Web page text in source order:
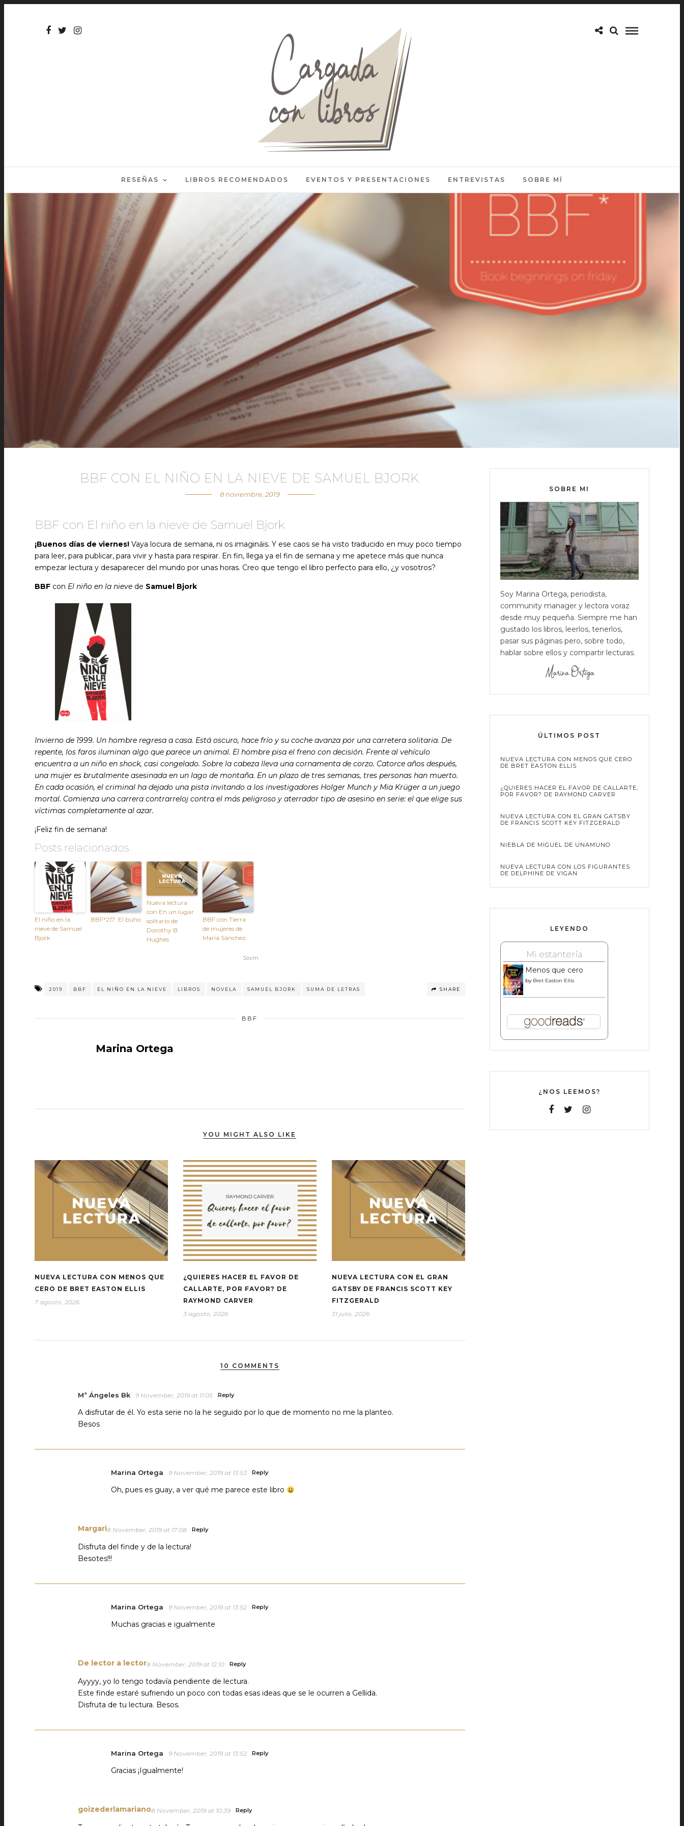
RESEÑAS LIBROS RECOMENDADOS EVENTOS Y PRESENTACIONES ENTREVISTAS SOBRE MÍ
BBF CON EL NIÑO EN LA NIEVE DE SAMUEL BJORK
8 noviembre, 2019
BBF con El niño en la nieve de Samuel Bjork
¡Buenos días de viernes! Vaya locura de semana, ni os imagináis. Y ese caos se ha visto traducido en muy poco tiempo
para leer, para publicar, para vivir y hasta para respirar. En fin, llega ya el fin de semana y me apetece más que nunca
empezar lectura y desaparecer del mundo por unas horas. Creo que tengo el libro perfecto para ello, ¿y vosotros?
BBF con El niño en la nieve de Samuel Bjork
Invierno de 1999. Un hombre regresa a casa. Está oscuro, hace frío y su coche avanza por una carretera solitaria. De
repente, los faros iluminan algo que parece un animal. El hombre pisa el freno con decisión. Frente al vehículo
encuentra a un niño en shock, casi congelado. Sobre la cabeza lleva una cornamenta de corzo. Catorce años después,
una mujer es brutalmente asesinada en un lago de montaña. En un plazo de tres semanas, tres personas han muerto.
En cada ocasión, el criminal ha dejado una pista invitando a los investigadores Holger Munch y Mia Krüger a un juego
mortal. Comienza una carrera contrarreloj contra el más peligroso y aterrador tipo de asesino en serie: el que elige sus
víctimas completamente al azar.
¡Feliz fin de semana!
Posts relacionados
El niño en la
nieve de Samuel
Bjork
BBF*217: El búho
Nueva lectura
con En un lugar
solitario de
Dorothy B.
Hughes
BBF con Tierra
de mujeres de
María Sánchez
Sovrn
2019 BBF EL NIÑO EN LA NIEVE LIBROS NOVELA SAMUEL BJORK SUMA DE LETRAS SHARE
BBF
Marina Ortega
YOU MIGHT ALSO LIKE
NUEVA LECTURA CON MENOS QUE
CERO DE BRET EASTON ELLIS
7 agosto, 2026
¿QUIERES HACER EL FAVOR DE
CALLARTE, POR FAVOR? DE
RAYMOND CARVER
3 agosto, 2026
NUEVA LECTURA CON EL GRAN
GATSBY DE FRANCIS SCOTT KEY
FITZGERALD
31 julio, 2026
10 COMMENTS
Mª Ángeles Bk 9 November, 2019 at 11:05 Reply
A disfrutar de él. Yo esta serie no la he seguido por lo que de momento no me la planteo.
Besos
Marina Ortega 9 November, 2019 at 13:53 Reply
Oh, pues es guay, a ver qué me parece este libro
Margari8 November, 2019 at 17:08 Reply
Disfruta del finde y de la lectura!
Besotes!!!
Marina Ortega 9 November, 2019 at 13:52 Reply
Muchas gracias e igualmente
De lector a lector8 November, 2019 at 12:10 Reply
Ayyyy, yo lo tengo todavía pendiente de lectura.
Este finde estaré sufriendo un poco con todas esas ideas que se le ocurren a Gellida.
Disfruta de tu lectura. Besos.
Marina Ortega 9 November, 2019 at 13:52 Reply
Gracias ¡Igualmente!
goizederlamariano8 November, 2019 at 10:39 Reply
SOBRE MI
Soy Marina Ortega, periodista,
community manager y lectora voraz
desde muy pequeña. Siempre me han
gustado los libros, leerlos, tenerlos,
pasar sus páginas pero, sobre todo,
hablar sobre ellos y compartir lecturas.
ÚLTIMOS POST
NUEVA LECTURA CON MENOS QUE CERO
DE BRET EASTON ELLIS
¿QUIERES HACER EL FAVOR DE CALLARTE,
POR FAVOR? DE RAYMOND CARVER
NUEVA LECTURA CON EL GRAN GATSBY
DE FRANCIS SCOTT KEY FITZGERALD
NIEBLA DE MIGUEL DE UNAMUNO
NUEVA LECTURA CON LOS FIGURANTES
DE DELPHINE DE VIGAN
LEYENDO
Mi estantería
Menos que cero
by Bret Easton Ellis
¿NOS LEEMOS?